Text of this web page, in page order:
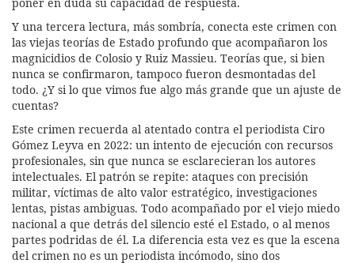
Y una tercera lectura, más sombría, conecta este crimen con
las viejas teorías de Estado profundo que acompañaron los
magnicidios de Colosio y Ruiz Massieu. Teorías que, si bien
nunca se confirmaron, tampoco fueron desmontadas del
todo. ¿Y si lo que vimos fue algo más grande que un ajuste de
cuentas?
Este crimen recuerda al atentado contra el periodista Ciro
Gómez Leyva en 2022: un intento de ejecución con recursos
profesionales, sin que nunca se esclarecieran los autores
intelectuales. El patrón se repite: ataques con precisión
militar, víctimas de alto valor estratégico, investigaciones
lentas, pistas ambiguas. Todo acompañado por el viejo miedo
nacional a que detrás del silencio esté el Estado, o al menos
partes podridas de él. La diferencia esta vez es que la escena
del crimen no es un periodista incómodo, sino dos